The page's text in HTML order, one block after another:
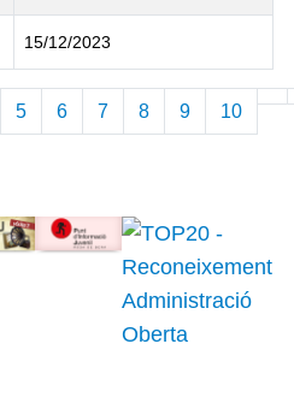
15/12/2023
5 6 7 8 9 10